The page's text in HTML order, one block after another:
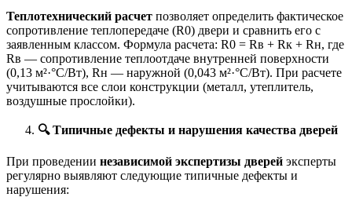
Теплотехнический расчет позволяет определить фактическое
сопротивление теплопередаче (R0) двери и сравнить его с
заявленным классом. Формула расчета: R0 = Rв + Rк + Rн, где
Rв — сопротивление теплоотдаче внутренней поверхности
(0,13 м²·°C/Вт), Rн — наружной (0,043 м²·°C/Вт). При расчете
учитываются все слои конструкции (металл, утеплитель,
воздушные прослойки).
🔍Типичные дефекты и нарушения качества дверей
При проведении независимой экспертизы дверей эксперты
регулярно выявляют следующие типичные дефекты и
нарушения: